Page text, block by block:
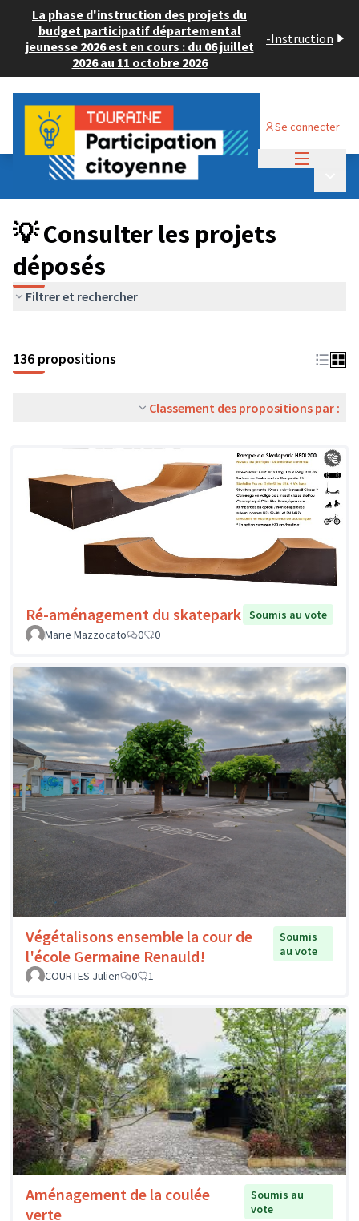
La phase d'instruction des projets du
budget participatif départemental
jeunesse 2026 est en cours : du 06 juillet
2026 au 11 octobre 2026
-Instruction
Se connecter
Budget Participatif JEUNESSE 2024
💡 Consulter les projets déposés
💡 Consulter les projets
déposés
Filtrer et rechercher
136 propositions
Classement des propositions par :
Ré-aménagement du skatepark Soumis au vote
Marie Mazzocato
0 0
Végétalisons ensemble la cour de
l'école Germaine Renauld!
Soumis
au vote
COURTES Julien
0 1
Aménagement de la coulée
verte
Soumis au
vote